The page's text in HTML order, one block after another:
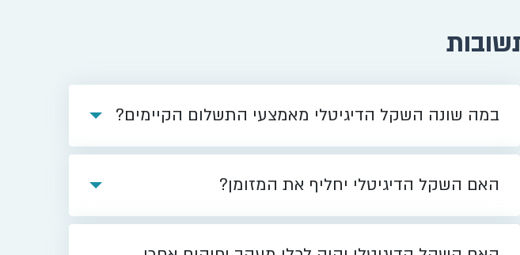
31/10/2024
בנק ישראל קיים היום כנס מסכם לאתגר השקל
הדיגיטלי, בו הוכרזו הזוכים באתגר
14 גופים נבחרו לשתף פעולה עם בנק ישראל
ב"אתגר השקל הדיגיטלי"
במה שונה השקל הדיגיטלי מאמצעי התשלום הקיימים?
האם השקל הדיגיטלי יחליף את המזומן?